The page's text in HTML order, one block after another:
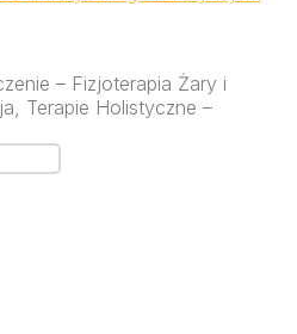
– Fizjoterapia Żary i
Terapie Holistyczne –